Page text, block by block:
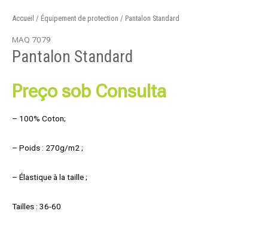
Accueil / Équipement de protection / Pantalon Standard
MAQ 7079
Pantalon Standard
Preço sob Consulta
– 100% Coton;
– Poids : 270g/m2 ;
– Élastique à la taille ;
Tailles : 36-60